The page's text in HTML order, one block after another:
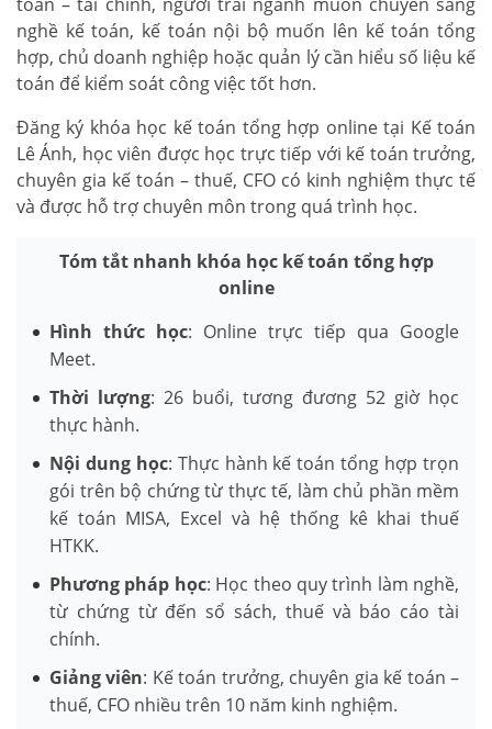
nghề kế toán, kế toán nội bộ muốn lên kế toán tổng
hợp, chủ doanh nghiệp hoặc quản lý cần hiểu số liệu kế
toán để kiểm soát công việc tốt hơn.
Đăng ký khóa học kế toán tổng hợp online tại Kế toán
Lê Ánh, học viên được học trực tiếp với kế toán trưởng,
chuyên gia kế toán – thuế, CFO có kinh nghiệm thực tế
và được hỗ trợ chuyên môn trong quá trình học.
Tóm tắt nhanh khóa học kế toán tổng hợp
online
Hình thức học: Online trực tiếp qua Google
Meet.
Thời lượng: 26 buổi, tương đương 52 giờ học
thực hành.
Nội dung học: Thực hành kế toán tổng hợp trọn
gói trên bộ chứng từ thực tế, làm chủ phần mềm
kế toán MISA, Excel và hệ thống kê khai thuế
HTKK.
Phương pháp học: Học theo quy trình làm nghề,
từ chứng từ đến sổ sách, thuế và báo cáo tài
chính.
Giảng viên: Kế toán trưởng, chuyên gia kế toán –
thuế, CFO nhiều trên 10 năm kinh nghiệm.